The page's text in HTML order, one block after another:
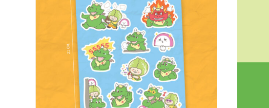
หยิบใส่ตะกร้า / DETAILS